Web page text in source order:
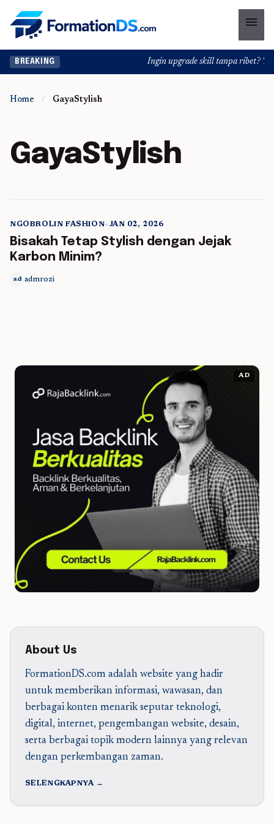
menu
BREAKING Ingin upgrade skill tanpa ribet?
Home / GayaStylish
GayaStylish
5 min read
NGOBROLIN FASHION• JAN 02, 2026
Bisakah Tetap Stylish dengan Jejak
Karbon Minim?
ad admrozi
AD
About Us
FormationDS.com adalah website yang hadir
untuk memberikan informasi, wawasan, dan
berbagai konten menarik seputar teknologi,
digital, internet, pengembangan website, desain,
serta berbagai topik modern lainnya yang relevan
dengan perkembangan zaman.
SELENGKAPNYA →